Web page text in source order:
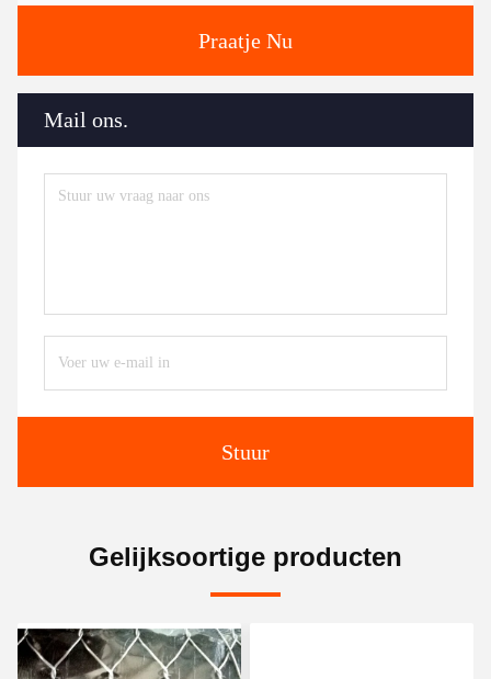
Praatje Nu
Mail ons.
Stuur
Gelijksoortige producten